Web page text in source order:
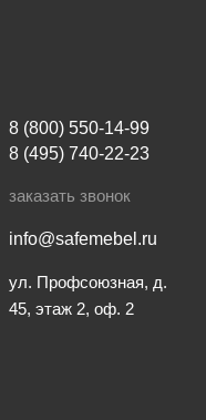
8 (800) 550-14-99
8 (495) 740-22-23
заказать звонок
info@safemebel.ru
ул. Профсоюзная, д.
45, этаж 2, оф. 2